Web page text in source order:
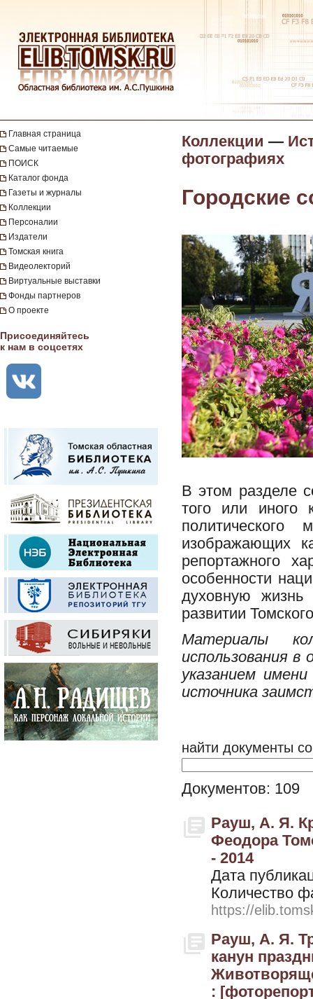
Главная страница
Самые читаемые
ПОИСК
Каталог фонда
Газеты и журналы
Коллекции
Персоналии
Издатели
Томская книга
Видеолекторий
Виртуальные выставки
Фонды партнеров
О проекте
Присоединяйтесь
к нам в соцсетях
Коллекции —
фотографиях
Городские
В этом разделе
того или иного
изображающих
репортажного
особенности
духовную жизнь
развитии
Материалы
использования в
указанием
источника
найти документы
Документов: 109
Рауш, А. Я.
Феодора
- 2014
Дата
Количество
https://
Рауш, А. Я.
канун
: